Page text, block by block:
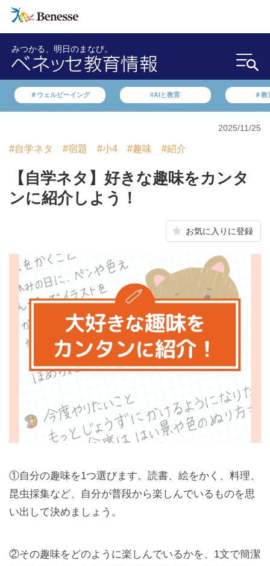
みつかる、明日のまなび。
＃ウェルビーイング #AIと教育 ＃教
2025/11/25
#自学ネタ #宿題 #小4 #趣味 #紹介
【自学ネタ】好きな趣味をカンタ
ンに紹介しよう！
お気に入りに登録
①自分の趣味を1つ選びます。読書、絵をかく、料理、
昆虫採集など、自分が普段から楽しんでいるものを思
い出して決めましょう。
②その趣味をどのように楽しんでいるかを、1文で簡潔